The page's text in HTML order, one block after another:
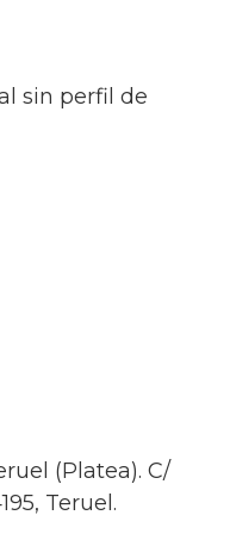
sin perfil de
(Platea). C/
Teruel.